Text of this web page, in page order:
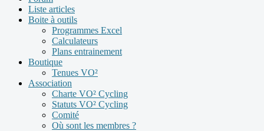
Liste articles
Boite à outils
Programmes Excel
Calculateurs
Plans entrainement
Boutique
Tenues VO²
Association
Charte VO² Cycling
Statuts VO² Cycling
Comité
Où sont les membres ?